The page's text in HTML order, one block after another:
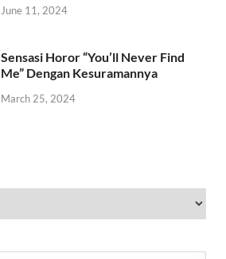
June 11, 2024
Sensasi Horor “You’ll Never Find
Me” Dengan Kesuramannya
March 25, 2024